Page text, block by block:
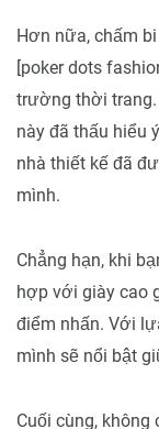
Hơn nữa, chấm
[poker dots
trường thời trang.
này đã thấu hiểu
nhà thiết kế đã
mình.
Chẳng hạn, khi
hợp với giày cao
điểm nhấn. Với
mình sẽ nổi bật
Cuối cùng,